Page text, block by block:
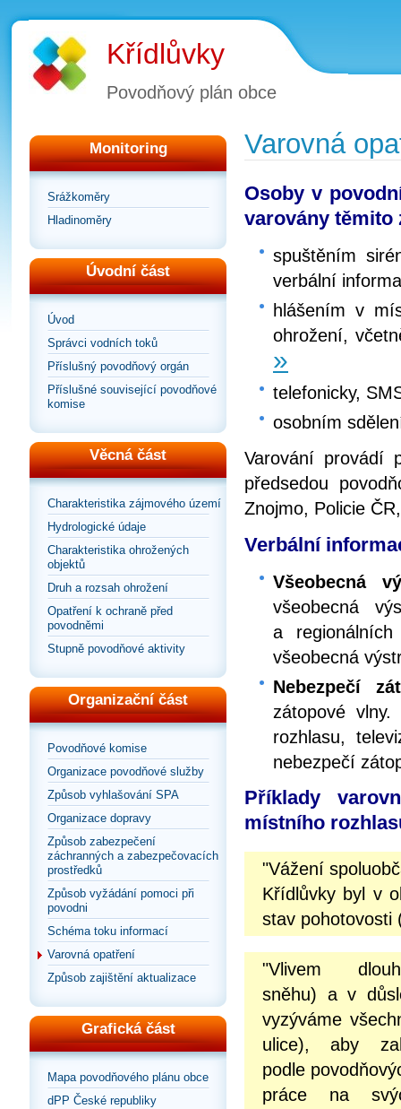
Křídlůvky
Povodňový plán obce
Monitoring
Srážkoměry
Hladinoměry
Úvodní část
Úvod
Správci vodních toků
Příslušný povodňový orgán
Příslušné související povodňové
komise
Věcná část
Charakteristika zájmového území
Hydrologické údaje
Charakteristika ohrožených
objektů
Druh a rozsah ohrožení
Opatření k ochraně před
povodněmi
Stupně povodňové aktivity
Organizační část
Povodňové komise
Organizace povodňové služby
Způsob vyhlašování SPA
Organizace dopravy
Způsob zabezpečení
záchranných a zabezpečovacích
prostředků
Způsob vyžádání pomoci při
povodni
Schéma toku informací
Varovná opatření
Způsob zajištění aktualizace
Grafická část
Mapa povodňového plánu obce
dPP České republiky
Varovná
Osoby v
varovány těmito
spuštěním
verbální
hlášením v
ohrožení,
»
telefonicky,
osobním
Varování provádí
předsedou
Znojmo, Policie
Verbální
Všeobecná
všeobecná
a regionálních
všeobecná
Nebezpečí
zátopové
rozhlasu,
nebezpečí
Příklady
místního
"Vážení
Křídlůvky byl v
stav pohotovosti
"Vlivem
sněhu) a v
vyzýváme
ulice), aby
podle
práce na